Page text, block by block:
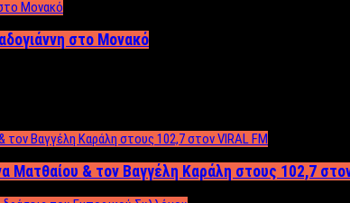
στο Μονακό
Ματθαίου & τον Βαγγέλη Καράλη στους 102,7